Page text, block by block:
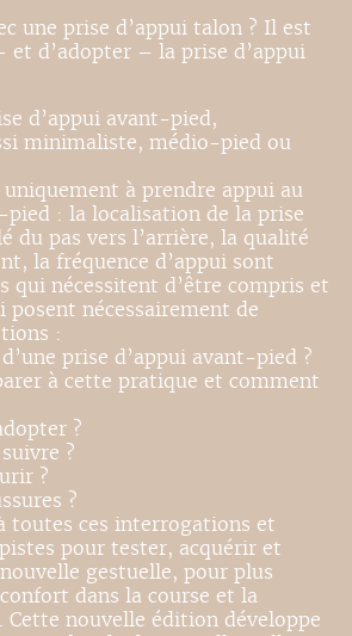
une prise d’appui talon ? Il est
d’adopter – la prise d’appui
d’appui avant-pied,
minimaliste, médio-pied ou
uniquement à prendre appui au
pied : la localisation de la prise
du pas vers l’arrière, la qualité
la fréquence d’appui sont
qui nécessitent d’être compris et
nécessairement de
:
prise d’appui avant-pied ?
à cette pratique et comment
?
?
?
?
toutes ces interrogations et
pour tester, acquérir et
gestuelle, pour plus
dans la course et la
nouvelle édition développe